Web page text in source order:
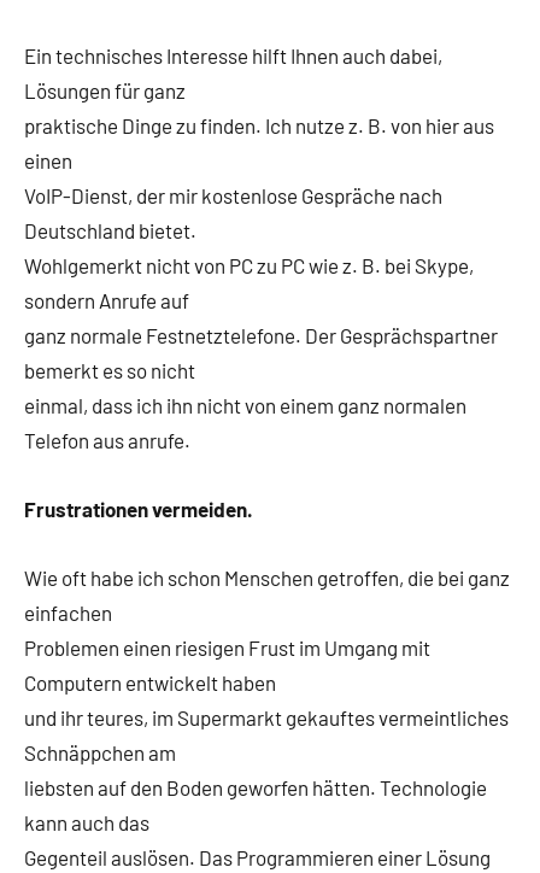
Ein technisches Interesse hilft Ihnen auch dabei,
Lösungen für ganz
praktische Dinge zu finden. Ich nutze z. B. von hier aus
einen
VoIP-Dienst, der mir kostenlose Gespräche nach
Deutschland bietet.
Wohlgemerkt nicht von PC zu PC wie z. B. bei Skype,
sondern Anrufe auf
ganz normale Festnetztelefone. Der Gesprächspartner
bemerkt es so nicht
einmal, dass ich ihn nicht von einem ganz normalen
Telefon aus anrufe.
Frustrationen vermeiden.
Wie oft habe ich schon Menschen getroffen, die bei ganz
einfachen
Problemen einen riesigen Frust im Umgang mit
Computern entwickelt haben
und ihr teures, im Supermarkt gekauftes vermeintliches
Schnäppchen am
liebsten auf den Boden geworfen hätten. Technologie
kann auch das
Gegenteil auslösen. Das Programmieren einer Lösung